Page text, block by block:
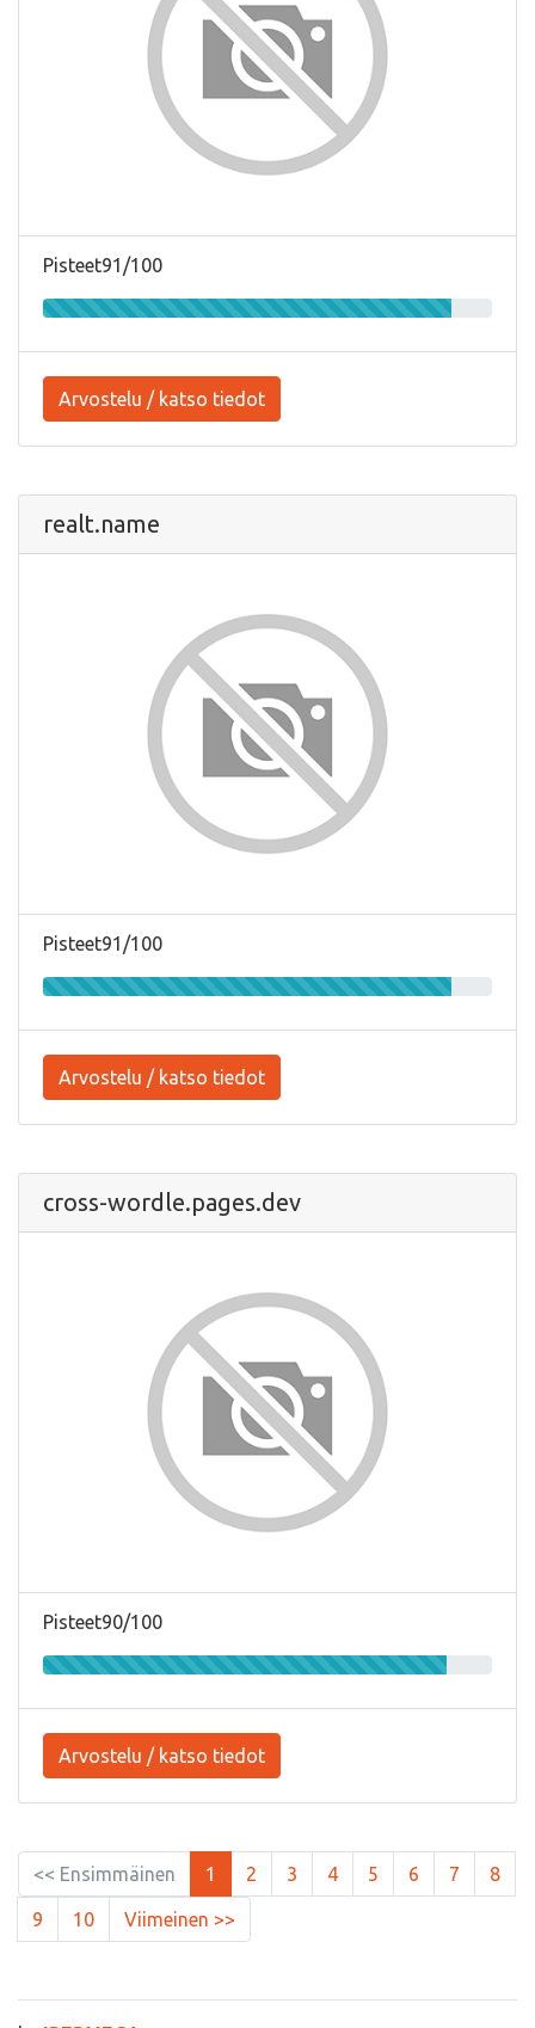
Pisteet91/100
Arvostelu / katso tiedot
realt.name
Pisteet91/100
Arvostelu / katso tiedot
cross-wordle.pages.dev
Pisteet90/100
Arvostelu / katso tiedot
<< Ensimmäinen 1 2 3 4 5 6 7 8
9 10 Viimeinen >>